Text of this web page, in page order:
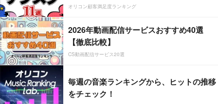
オリコン顧客満足度ランキング
2026年動画配信サービスおすすめ40選
【徹底比較】
CS動画配信サービス20選
毎週の音楽ランキングから、ヒットの推移
をチェック！